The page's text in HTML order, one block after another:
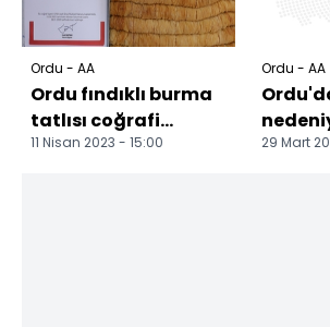
Ordu - AA
Ordu fındıklı burma
tatlısı coğrafi
işaretle tescillendi
11 Nisan 2023 - 15:00
Ordu - AA
okullar
29 Mart